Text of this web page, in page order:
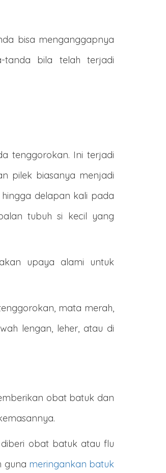
bisa menganggapnya
bila telah terjadi
tenggorokan. Ini terjadi
pilek biasanya menjadi
delapan kali pada
tubuh si kecil yang
upaya alami untuk
mata merah,
lengan, leher, atau di
obat batuk dan
obat batuk atau flu
guna meringankan batuk